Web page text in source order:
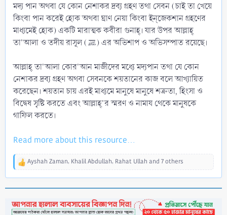
মদ্য পান অথবা যে কোন নেশাকর দ্রব্য গ্রহণ তথা সেবন (চাই তা খেয়ে
কিংবা পান করেই হোক অথবা ঘ্রাণ নেয়া কিংবা ইন্‌জেকশান গ্রহণের
মাধ্যমেই হোক) একটি মারাত্মক কবীরা গুনাহ্। যার উপর আল্লাহ্
তা'আলা ও তদীয় রাসূল (ﷺ) এর অভিশাপ ও অভিসম্পাত রয়েছে।
আল্লাহ্ তা'আলা কোর'আন মাজীদের মধ্যে মদ্যপান তথা যে কোন
নেশাকর দ্রব্য গ্রহণ অথবা সেবনকে শয়তানের কাজ বলে আখ্যায়িত
করেছেন। শয়তান চায় এরই মাধ্যমে মানুষে মানুষে শত্রুতা, হিংসা ও
বিদ্বেষ সৃষ্টি করতে এবং আল্লাহ্'র স্মরণ ও নামায থেকে মানুষকে
গাফিল করতে।
Read more about this resource...
R
t
i
Ayshah Zaman, Khalil Abdullah, Rahat Ullah and 7 others